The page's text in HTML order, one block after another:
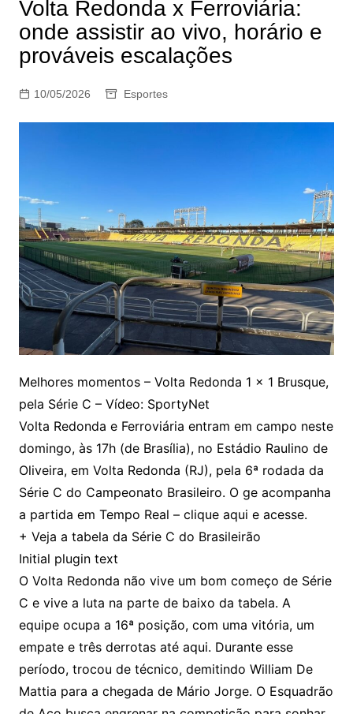
Volta Redonda x Ferroviária:
onde assistir ao vivo, horário e
prováveis escalações
10/05/2026 Esportes
Melhores momentos – Volta Redonda 1 x 1 Brusque,
pela Série C – Vídeo: SportyNet
Volta Redonda e Ferroviária entram em campo neste
domingo, às 17h (de Brasília), no Estádio Raulino de
Oliveira, em Volta Redonda (RJ), pela 6ª rodada da
Série C do Campeonato Brasileiro. O ge acompanha
a partida em Tempo Real – clique aqui e acesse.
+ Veja a tabela da Série C do Brasileirão
Initial plugin text
O Volta Redonda não vive um bom começo de Série
C e vive a luta na parte de baixo da tabela. A
equipe ocupa a 16ª posição, com uma vitória, um
empate e três derrotas até aqui. Durante esse
período, trocou de técnico, demitindo William De
Mattia para a chegada de Mário Jorge. O Esquadrão